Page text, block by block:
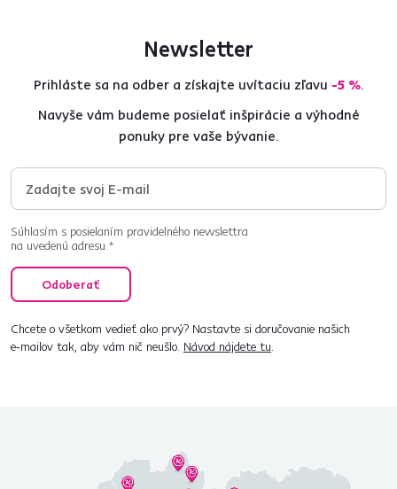
Newsletter
Prihláste sa na odber a získajte uvítaciu zľavu -5 %.
Navyše vám budeme posielať inšpirácie a výhodné
ponuky pre vaše bývanie.
Súhlasím s posielaním pravidelného newslettra
na uvedenú adresu.*
Odoberať
Chcete o všetkom vedieť ako prvý? Nastavte si doručovanie našich
e‑mailov tak, aby vám nič neušlo. Návod nájdete tu.